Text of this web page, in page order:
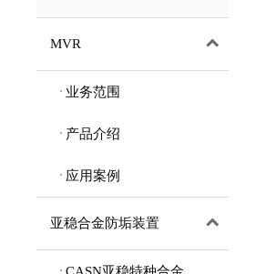
MVR
业务范围
产品介绍
应用案例
亚稳合金防垢装置